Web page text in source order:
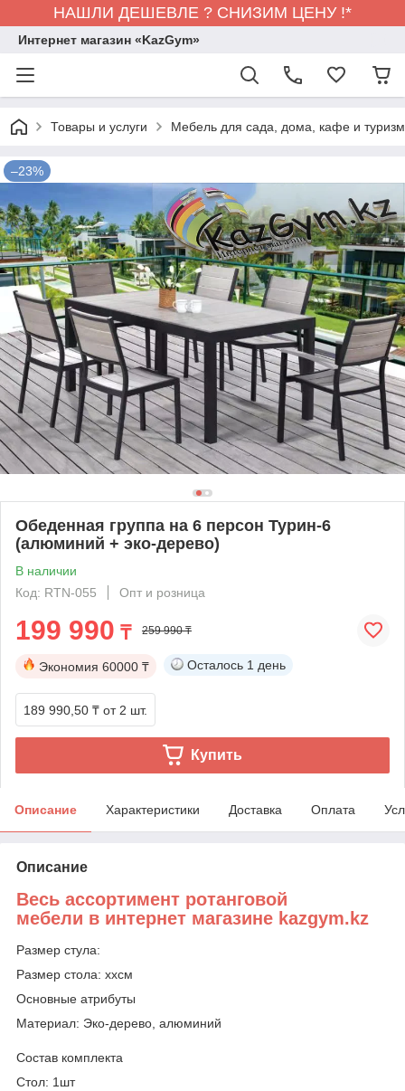
НАШЛИ ДЕШЕВЛЕ ? СНИЗИМ ЦЕНУ !*
Интернет магазин «KazGym»
Товары и услуги Мебель для сада, дома, кафе и
–23%
Обеденная группа на 6 персон Турин-6
(алюминий + эко-дерево)
В наличии
Код: RTN-055
Опт и розница
199 990 ₸ 259 990 ₸
Экономия 60000 ₸ Осталось 1 день
189 990,50 ₸ от 2 шт.
Купить
Описание Характеристики Доставка Оплата
Описание
Весь ассортимент ротанговой
мебели в интернет магазине kazgym.kz
Размер стула:
Размер стола: ххсм
Основные атрибуты
Материал: Эко-дерево, алюминий
Состав комплекта
Стол: 1шт